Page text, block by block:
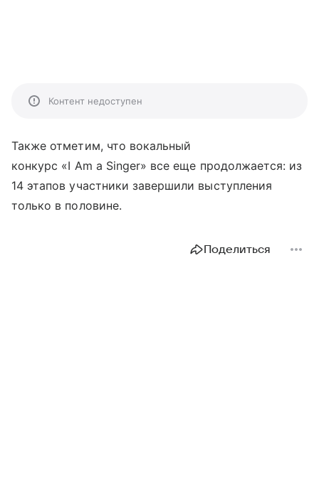
Контент недоступен
Также отметим, что вокальный
конкурс «I Am a Singer» все еще продолжается: из
14 этапов участники завершили выступления
только в половине.
Поделиться